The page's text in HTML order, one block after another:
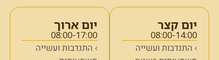
יום קצר
08:00-14:00
› התנדבות ועשייה
יום ארוך
08:00-17:00
› התנדבות ועשייה